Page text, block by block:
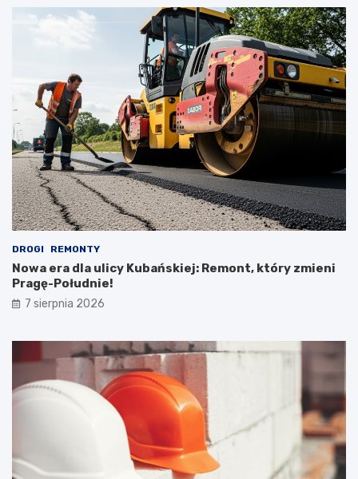
DROGI REMONTY
Nowa era dla ulicy Kubańskiej: Remont, który zmieni
Pragę-Południe!
7 sierpnia 2026